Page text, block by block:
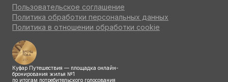
Пользовательское соглашение
Политика обработки персональных данных
Политика в отношении обработки cookie
Куфар Путешествия — площадка онлайн-
бронирования жилья №1
по итогам потребительского голосования